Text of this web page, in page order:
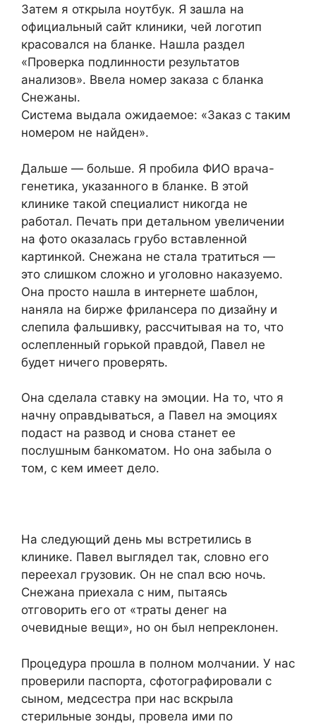
Затем я открыла ноутбук. Я зашла на
официальный сайт клиники, чей логотип
красовался на бланке. Нашла раздел
«Проверка подлинности результатов
анализов». Ввела номер заказа с бланка
Снежаны.
Система выдала ожидаемое: «Заказ с таким
номером не найден».
Дальше — больше. Я пробила ФИО врача-
генетика, указанного в бланке. В этой
клинике такой специалист никогда не
работал. Печать при детальном увеличении
на фото оказалась грубо вставленной
картинкой. Снежана не стала тратиться —
это слишком сложно и yгoлoвнo наказуемо.
Она просто нашла в интернете шаблон,
наняла на бирже фрилансера по дизайну и
слепила фальшивку, рассчитывая на то, что
ослепленный горькой правдой, Павел не
будет ничего проверять.
Она сделала ставку на эмоции. На то, что я
начну оправдываться, а Павел на эмоциях
подаст на развод и снова станет ее
послушным банкоматом. Но она забыла о
том, с кем имеет дело.
На следующий день мы встретились в
клинике. Павел выглядел так, словно его
переехал грузовик. Он не спал всю ночь.
Снежана приехала с ним, пытаясь
отговорить его от «траты денег на
очевидные вещи», но он был непреклонен.
Процедура прошла в полном молчании. У нас
проверили паспорта, сфотографировали с
сыном, медсестра при нас вскрыла
стерильные зонды, провела ими по